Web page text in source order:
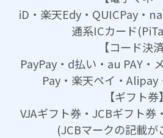
iD・楽天Edy・QUICPay・
通系ICカード
【コード決済
PayPay・d払い・au PAY・
Pay・楽天ペイ・Alipay
【ギフト券】
VJAギフト券・JCBギフト券
(JCBマークの記載が